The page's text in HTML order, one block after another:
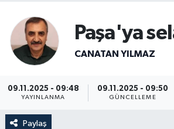
Paşa'ya
CANATAN YILMAZ
09.11.2025 - 09:48
YAYINLANMA
09.11.2025 - 09:50
GÜNCELLEME
Paylaş
Son Dakika Haberleri
Haber Arşivi